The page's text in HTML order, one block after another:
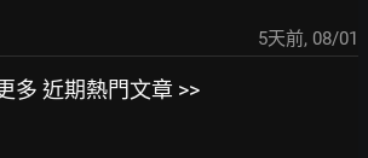
5天前, 08/01
多 近期熱門文章 >>